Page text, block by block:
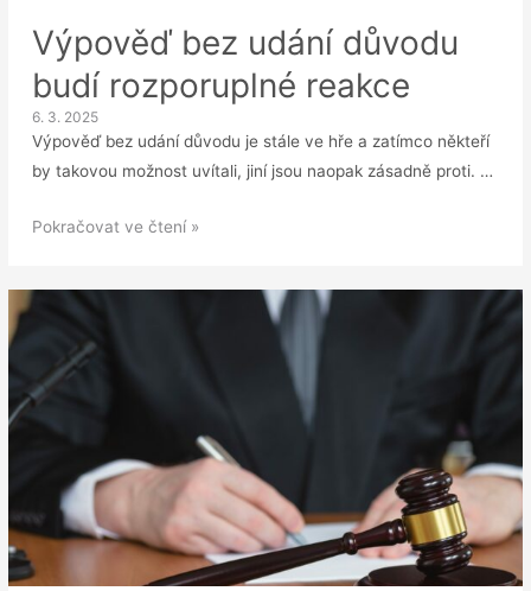
Výpověď bez udání důvodu
budí rozporuplné reakce
6. 3. 2025
Výpověď bez udání důvodu je stále ve hře a zatímco někteří
by takovou možnost uvítali, jiní jsou naopak zásadně proti. …
Výpověď
důvodu
rozporuplné
reakce
Pokračovat ve čtení »